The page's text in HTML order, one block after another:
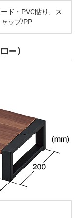
ド・PVC貼り、ス
ップ/PP
ー）